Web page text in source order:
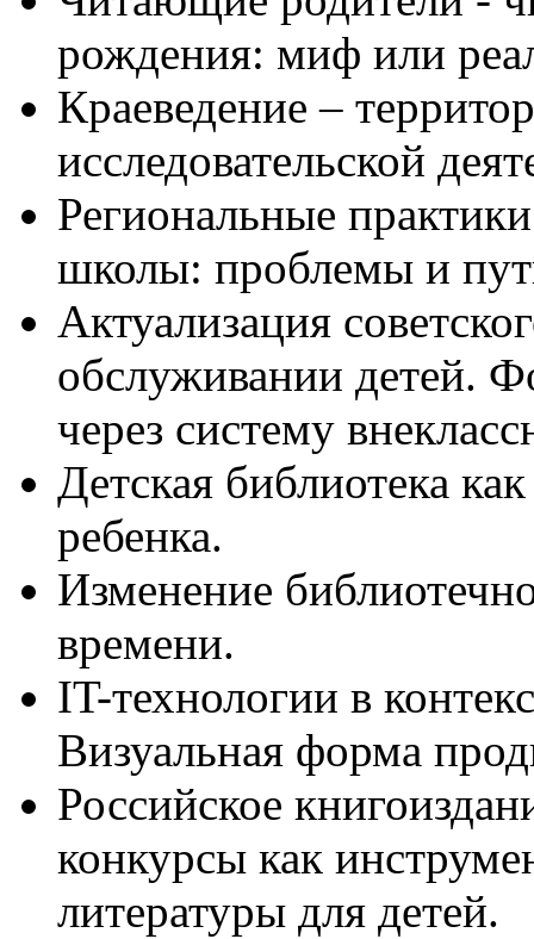
рождения: миф или
Краеведение –
исследовательской
Региональные
школы: проблемы и
Актуализация
обслуживании детей.
через систему
Детская библиотека
ребенка.
Изменение
времени.
IT-технологии в
Визуальная форма
Российское
конкурсы как
литературы для детей.